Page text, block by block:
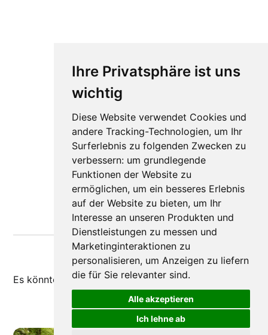
Ihre Privatsphäre ist uns
wichtig
Diese Website verwendet Cookies und
andere Tracking-Technologien, um Ihr
Surferlebnis zu folgenden Zwecken zu
verbessern: um grundlegende
Funktionen der Website zu
ermöglichen, um ein besseres Erlebnis
auf der Website zu bieten, um Ihr
Interesse an unseren Produkten und
Dienstleistungen zu messen und
Marketinginteraktionen zu
personalisieren, um Anzeigen zu liefern
die für Sie relevanter sind.
Alle akzeptieren
Ich lehne ab
Es könnte dir auch gefallen